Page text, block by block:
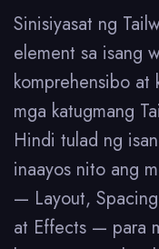
Sinisiyasat ng
element sa isang
komprehensibo at
mga katugmang
Hindi tulad ng
inaayos nito ang
— Layout,
at Effects — para